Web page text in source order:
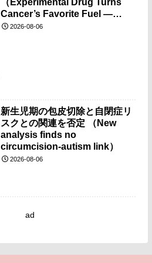
（Experimental Drug Turns
Cancer’s Favorite Fuel —
Sugar — Against It）
2026-08-06
新生児期の包皮切除と自閉症リ
スクとの関連を否定 （New
analysis finds no
circumcision-autism link）
2026-08-06
ad